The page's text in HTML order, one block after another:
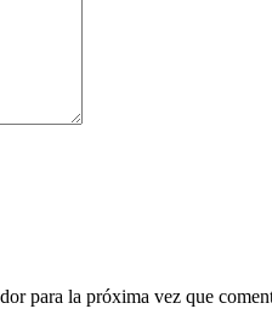
para la próxima vez que